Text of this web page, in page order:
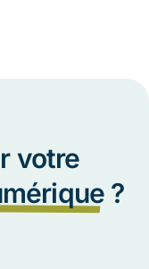
votre
?